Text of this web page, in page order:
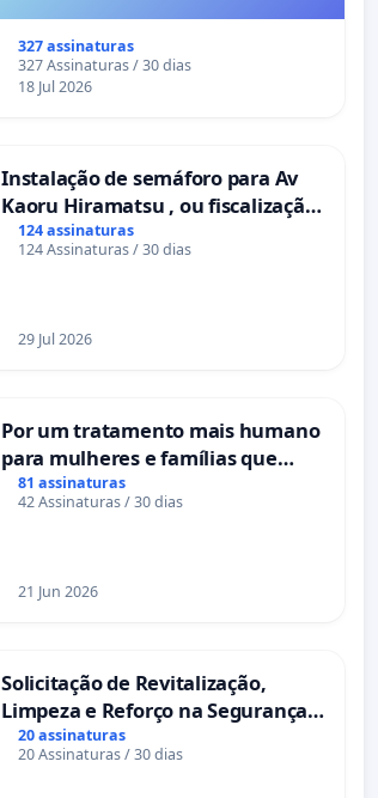
327 assinaturas
327 Assinaturas / 30 dias
18 Jul 2026
Instalação de semáforo para Av
Kaoru Hiramatsu , ou fiscalização
Eletrônica
124 assinaturas
124 Assinaturas / 30 dias
29 Jul 2026
Por um tratamento mais humano
para mulheres e famílias que
sofrem uma perda gestacional
nos hospitais portugueses
81 assinaturas
42 Assinaturas / 30 dias
21 Jun 2026
Solicitação de Revitalização,
Limpeza e Reforço na Segurança
das Praças da Rua Cachoeira das
Sete Ilhas
20 assinaturas
20 Assinaturas / 30 dias